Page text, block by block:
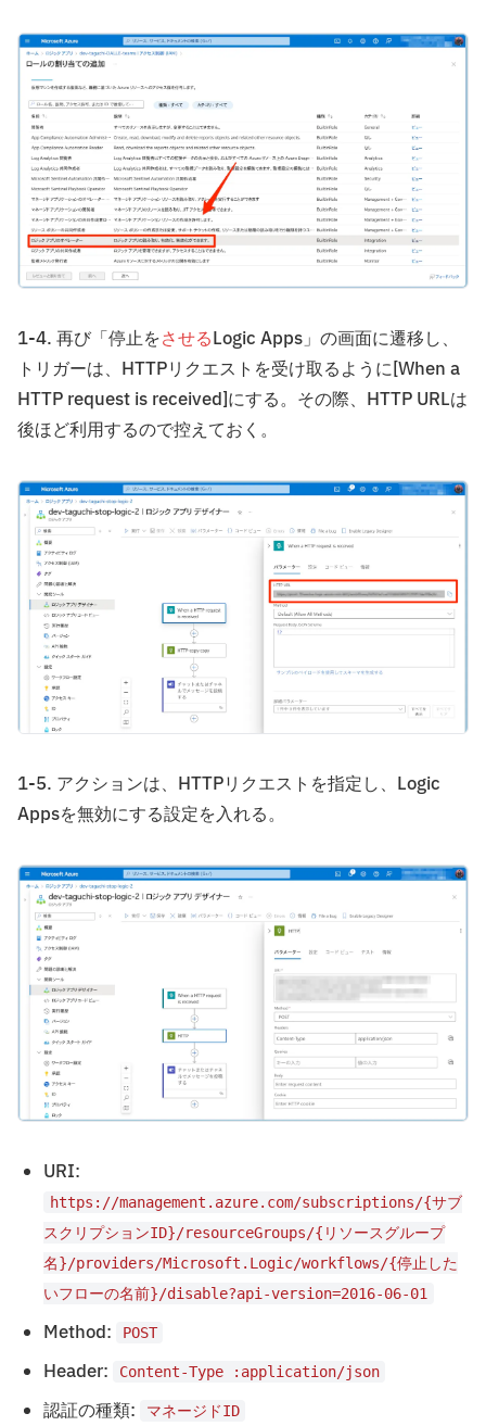
1-4. 再び「停止をさせるLogic Apps」の画面に遷移し、
トリガーは、HTTPリクエストを受け取るように[When a
HTTP request is received]にする。その際、HTTP URLは
後ほど利用するので控えておく。
1-5. アクションは、HTTPリクエストを指定し、Logic
Appsを無効にする設定を入れる。
URI:
https://management.azure.com/subscriptions/{サブ
スクリプションID}/resourceGroups/{リソースグループ
名}/providers/Microsoft.Logic/workflows/{停止した
いフローの名前}/disable?api-version=2016-06-01
Method: POST
Header: Content-Type :application/json
認証の種類: マネージドID